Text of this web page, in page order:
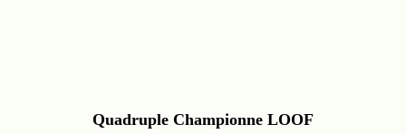
Quadruple Championne LOOF